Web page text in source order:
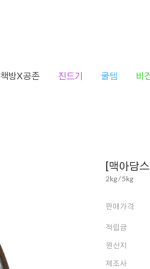
책방X공존 진드기 쿨템 비
[맥아담
2kg / 5kg
판매가격
적립금
원산지
제조사